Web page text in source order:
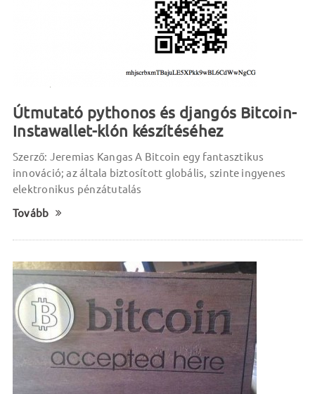
Útmutató pythonos és djangós Bitcoin-
Instawallet-klón készítéséhez
Szerző: Jeremias Kangas A Bitcoin egy fantasztikus
innováció; az általa biztosított globális, szinte ingyenes
elektronikus pénzátutalás
Tovább